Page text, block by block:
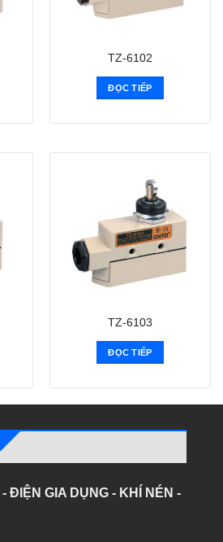
TZ-6102
ĐỌC TIẾP
TZ-6103
ĐỌC TIẾP
ĐIỆN GIA DỤNG - KHÍ NÉN -